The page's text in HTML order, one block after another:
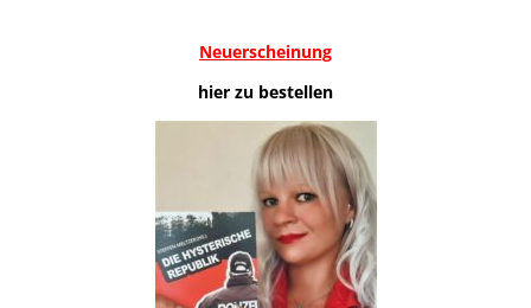
Neuerscheinung
hier zu bestellen